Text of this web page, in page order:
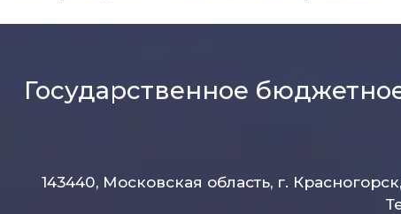
Государственное
143440, Московская область, г.